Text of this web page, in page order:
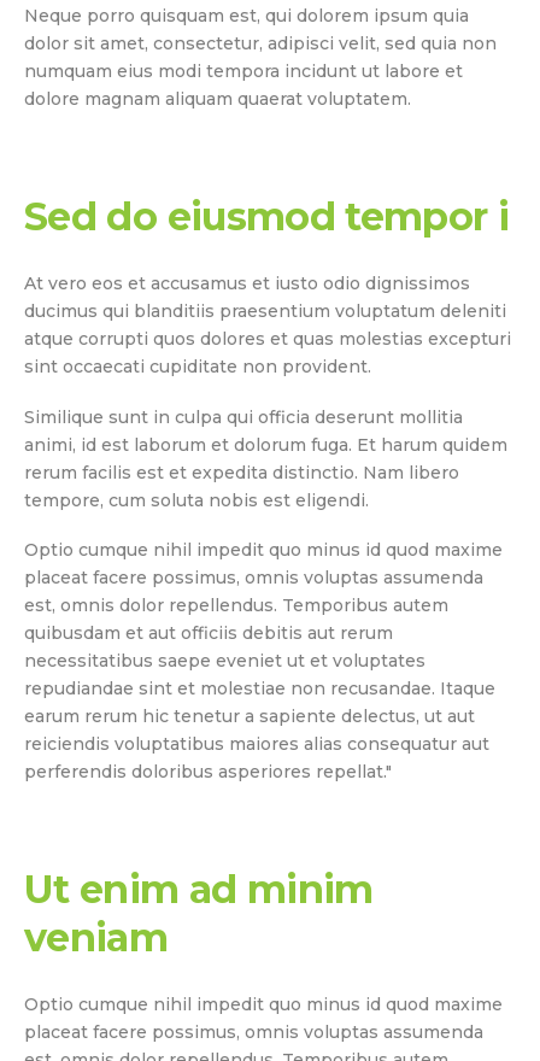
Neque porro quisquam est, qui dolorem ipsum quia
dolor sit amet, consectetur, adipisci velit, sed quia non
numquam eius modi tempora incidunt ut labore et
dolore magnam aliquam quaerat voluptatem.
Sed do eiusmod tempor i
At vero eos et accusamus et iusto odio dignissimos
ducimus qui blanditiis praesentium voluptatum deleniti
atque corrupti quos dolores et quas molestias excepturi
sint occaecati cupiditate non provident.
Similique sunt in culpa qui officia deserunt mollitia
animi, id est laborum et dolorum fuga. Et harum quidem
rerum facilis est et expedita distinctio. Nam libero
tempore, cum soluta nobis est eligendi.
Optio cumque nihil impedit quo minus id quod maxime
placeat facere possimus, omnis voluptas assumenda
est, omnis dolor repellendus. Temporibus autem
quibusdam et aut officiis debitis aut rerum
necessitatibus saepe eveniet ut et voluptates
repudiandae sint et molestiae non recusandae. Itaque
earum rerum hic tenetur a sapiente delectus, ut aut
reiciendis voluptatibus maiores alias consequatur aut
perferendis doloribus asperiores repellat."
Ut enim ad minim
veniam
Optio cumque nihil impedit quo minus id quod maxime
placeat facere possimus, omnis voluptas assumenda